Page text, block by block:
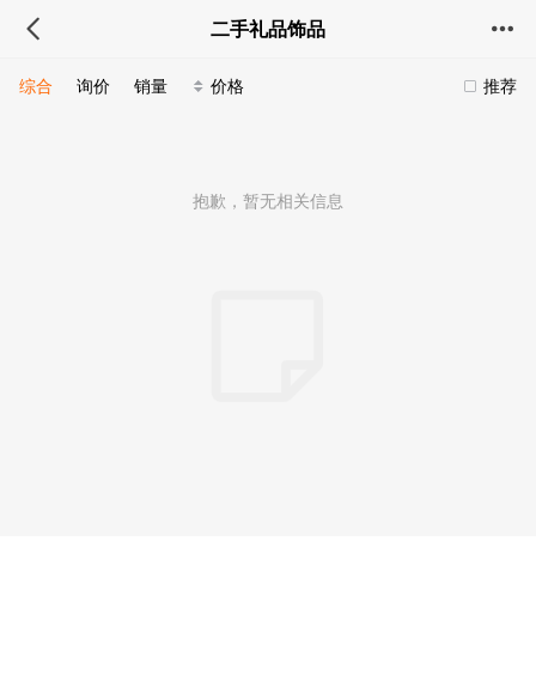
二手礼品饰品
推荐
综合 询价 销量 价格
抱歉，暂无相关信息